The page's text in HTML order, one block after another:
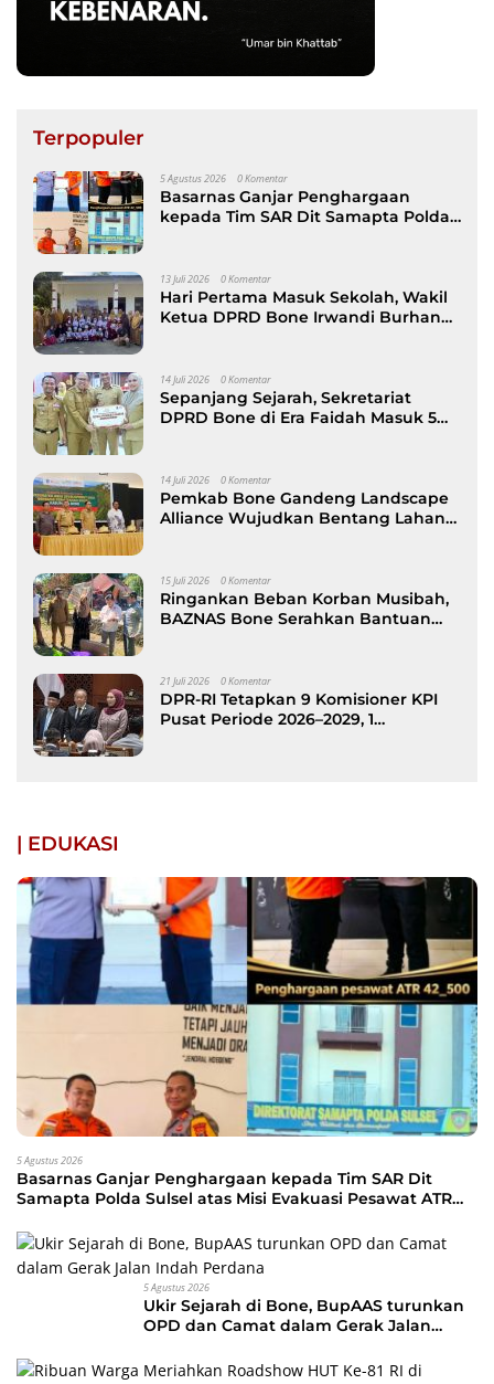
Terpopuler
5 Agustus 2026 0 Komentar
Basarnas Ganjar Penghargaan
kepada Tim SAR Dit Samapta Polda
13 Juli 2026 0 Komentar
Hari Pertama Masuk Sekolah, Wakil
Ketua DPRD Bone Irwandi Burhan
14 Juli 2026 0 Komentar
Sepanjang Sejarah, Sekretariat
DPRD Bone di Era Faidah Masuk 5
14 Juli 2026 0 Komentar
Pemkab Bone Gandeng Landscape
Alliance Wujudkan Bentang Lahan
15 Juli 2026 0 Komentar
Ringankan Beban Korban Musibah,
BAZNAS Bone Serahkan Bantuan
21 Juli 2026 0 Komentar
DPR-RI Tetapkan 9 Komisioner KPI
Pusat Periode 2026–2029, 1
| EDUKASI
5 Agustus 2026
Basarnas Ganjar Penghargaan kepada Tim SAR Dit
Samapta Polda Sulsel atas Misi Evakuasi Pesawat ATR
5 Agustus 2026
Ukir Sejarah di Bone, BupAAS turunkan
OPD dan Camat dalam Gerak Jalan